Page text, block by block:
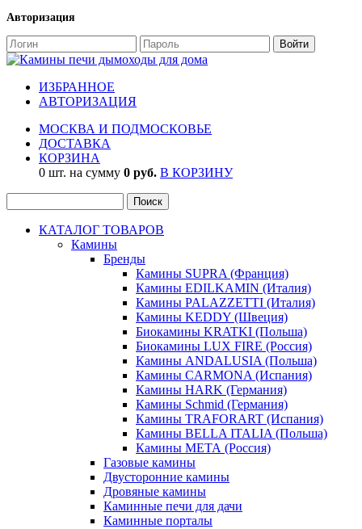
Авторизация
ИЗБРАННОЕ
АВТОРИЗАЦИЯ
МОСКВА И ПОДМОСКОВЬЕ
ДОСТАВКА
КОРЗИНА
0 шт. на сумму 0 руб. В КОРЗИНУ
КАТАЛОГ ТОВАРОВ
Камины
Бренды
Камины SUPRA (Франция)
Камины EDILKAMIN (Италия)
Камины PALAZZETTI (Италия)
Камины KEDDY (Швеция)
Биокамины KRATKI (Польша)
Биокамины LUX FIRE (Россия)
Камины ANDALUSIA (Польша)
Камины CARMONA (Испания)
Камины HARK (Германия)
Камины Schmid (Германия)
Камины TRAFORART (Испания)
Камины BELLA ITALIA (Польша)
Камины МЕТА (Россия)
Газовые камины
Двусторонние камины
Дровяные камины
Каминные печи для дачи
Каминные порталы